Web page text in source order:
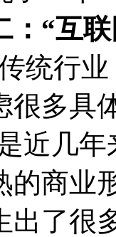
：“互
统行
很多具
近几
的商业
出了很